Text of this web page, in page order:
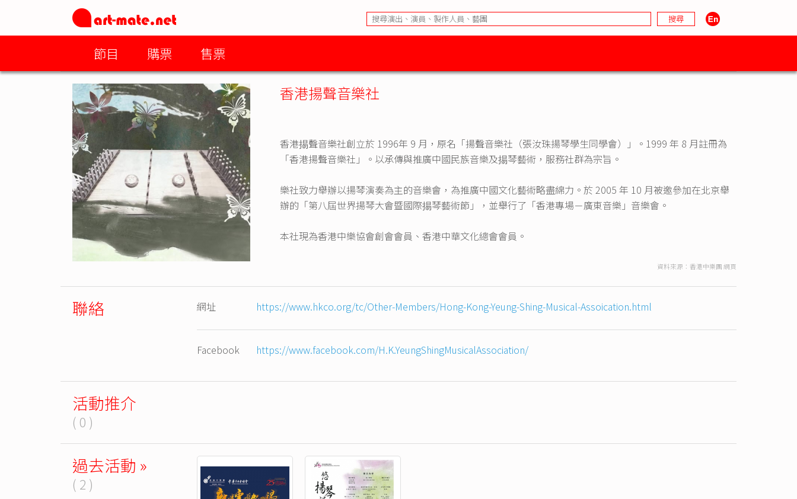
節目 購票 售票
香港揚聲音樂社
香港掦聲音樂社創立於 1996年 9 月，原名「揚聲音樂社（張汝珠揚琴學生同學會）」。1999 年 8 月註冊為
「香港揚聲音樂社」。以承傳與推廣中國民族音樂及掦琴藝術，服務社群為宗旨。
樂社致力舉辦以揚琴演奏為主的音樂會，為推廣中國文化藝術略盡綿力。於 2005 年 10 月被邀參加在北京舉
辦的「第八屆世界揚琴大會暨國際掦琴藝術節」，並舉行了「香港專場－廣東音樂」音樂會。
本社現為香港中樂協會創會會員、香港中華文化總會會員。
資料來源：香港中樂團 網頁
聯絡 網址 https://www.hkco.org/tc/Other-Members/Hong-Kong-Yeung-Shing-Musical-Assoication.html
Facebook https://www.facebook.com/H.K.YeungShingMusicalAssociation/
活動推介
( 0 )
過去活動 »
( 2 )